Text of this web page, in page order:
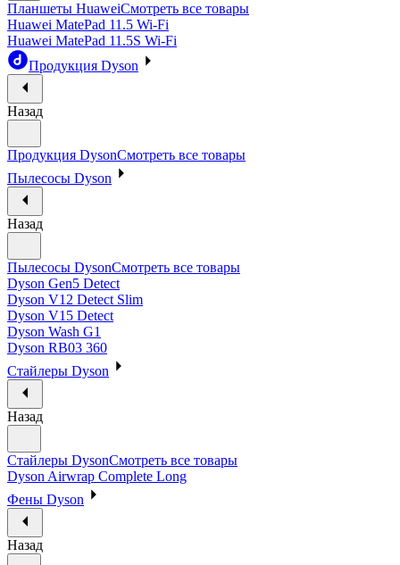
Планшеты HuaweiСмотреть все товары
Huawei MatePad 11.5 Wi-Fi
Huawei MatePad 11.5S Wi-Fi
Продукция Dyson
Назад
Продукция DysonСмотреть все товары
Пылесосы Dyson
Назад
Пылесосы DysonСмотреть все товары
Dyson Gen5 Detect
Dyson V12 Detect Slim
Dyson V15 Detect
Dyson Wash G1
Dyson RB03 360
Стайлеры Dyson
Назад
Стайлеры DysonСмотреть все товары
Dyson Airwrap Complete Long
Фены Dyson
Назад